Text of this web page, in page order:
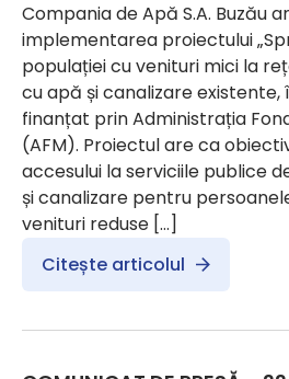
Compania de Apă S.A. Buzău
implementarea proiectului
populației cu venituri mici la
cu apă și canalizare existente,
finanțat prin Administrația
(AFM). Proiectul are ca
accesului la serviciile publice
și canalizare pentru
venituri reduse […]
Citește articolul